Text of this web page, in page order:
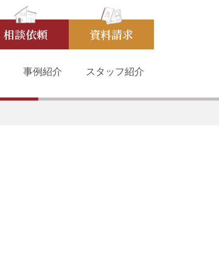
相談依頼 資料請求
事例紹介 スタッフ紹介